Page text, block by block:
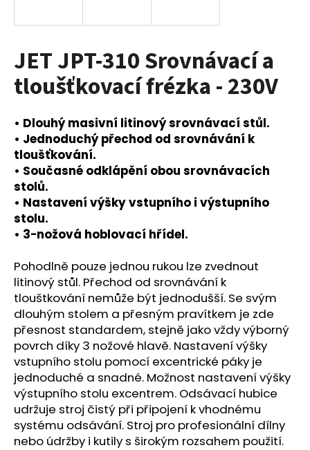
JET JPT-310 Srovnávací a
tloušťkovací frézka - 230V
• Dlouhý masivní litinový srovnávací stůl.
• Jednoduchý přechod od srovnávání k
tloušťkování.
• Současné odklápění obou srovnávacích
stolů.
• Nastavení výšky vstupního i výstupního
stolu.
• 3-nožová hoblovací hřídel.
Pohodlně pouze jednou rukou lze zvednout
litinový stůl. Přechod od srovnávání k
tlouštkování nemůže být jednodušší. Se svým
dlouhým stolem a přesným pravítkem je zde
přesnost standardem, stejně jako vždy výborný
povrch díky 3 nožové hlavě. Nastavení výšky
vstupního stolu pomocí excentrické páky je
jednoduché a snadné. Možnost nastavení výšky
výstupního stolu excentrem. Odsávací hubice
udržuje stroj čistý při připojení k vhodnému
systému odsávání. Stroj pro profesionální dílny
nebo údržby i kutily s širokým rozsahem použití.
t
?
D
o
o
r
u
č
u
j
e
m
e